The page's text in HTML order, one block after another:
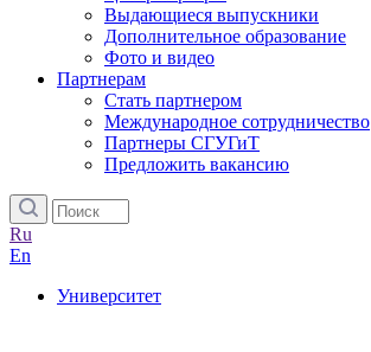
Выдающиеся выпускники
Дополнительное образование
Фото и видео
Партнерам
Стать партнером
Международное сотрудничество
Партнеры СГУГиТ
Предложить вакансию
Ru
En
Университет